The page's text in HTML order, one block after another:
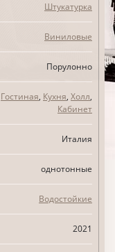
Штукатурка
Виниловые
Порулонно
Гостиная, Кухня, Холл,
Кабинет
Италия
однотонные
Водостойкие
2021